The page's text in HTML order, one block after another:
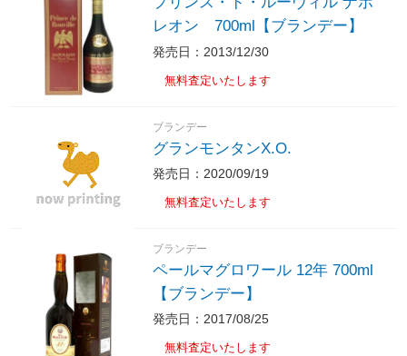
レオン 700ml【ブランデー】
発売日：2013/12/30
無料査定いたします
ブランデー
グランモンタンX.O.
発売日：2020/09/19
無料査定いたします
ブランデー
ペールマグロワール 12年 700ml
【ブランデー】
発売日：2017/08/25
無料査定いたします